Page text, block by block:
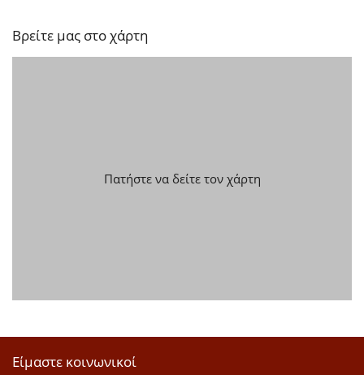
Βρείτε μας στο χάρτη
Πατήστε να δείτε τον χάρτη
Είμαστε κοινωνικοί